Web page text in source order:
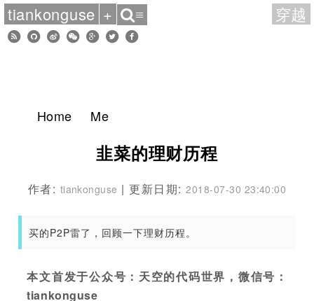
Home Me
韭菜的理财历程
作者: tiankonguse | 更新日期:2018-07-30 23:40:00
买的P2P雷了，回顾一下理财历程。
本文首发于公众号：天空的代码世界，微信号：
tiankonguse
tiankonguse + ≡ 穿越